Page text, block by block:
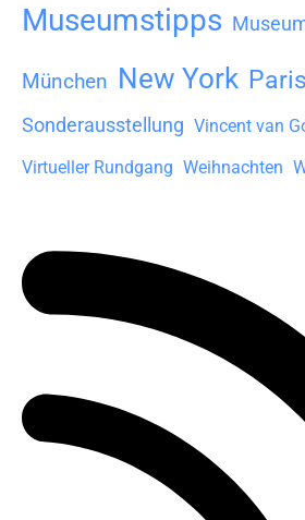
Museumstipps
München New York Paris
Sonderausstellung Vincent van
Virtueller Rundgang Weihnachten